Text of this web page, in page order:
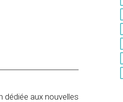
dédiée aux nouvelles